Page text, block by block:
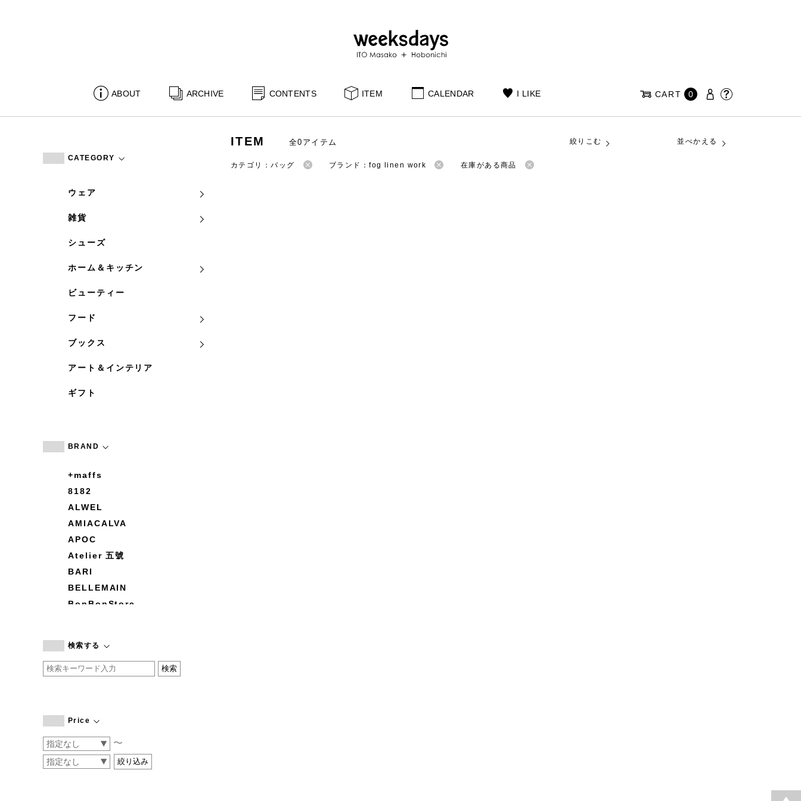
ABOUT ARCHIVE CONTENTS ITEM CALENDAR I LIKE CART 0
CATEGORY
ウェア
雑貨
シューズ
ホーム＆キッチン
ビューティー
フード
ブックス
アート＆インテリア
ギフト
BRAND
+maffs
8182
ALWEL
AMIACALVA
APOC
Atelier 五號
BARI
BELLEMAIN
BonBonStore
by basics
CATWORTH
COGTHEBIGSMOKE
CONVERSE
DEAN & DELUCA
検索する
Price
〜
ITEM 全0アイテム 絞りこむ 並べかえる
カテゴリ：バッグ ブランド：fog linen work 在庫がある商品